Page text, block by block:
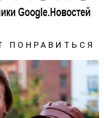
ПОНРАВИТЬСЯ